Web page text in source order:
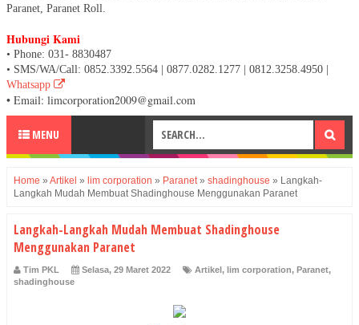
Paranet, Paranet Roll.
Hubungi Kami
• Phone: 031- 8830487
• SMS/WA/Call: 0852.3392.5564 | 0877.0282.1277 | 0812.3258.4950 |
Whatsapp
• Email: limcorporation2009@gmail.com
MENU
Home » Artikel » lim corporation » Paranet» shadinghouse » Langkah-
Langkah Mudah Membuat Shadinghouse Menggunakan Paranet
Langkah-Langkah Mudah Membuat Shadinghouse
Menggunakan Paranet
Tim PKL Selasa, 29 Maret 2022 Artikel, lim corporation, Paranet,
shadinghouse